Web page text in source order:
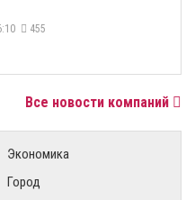
455
Все новости компаний
Экономика
Город